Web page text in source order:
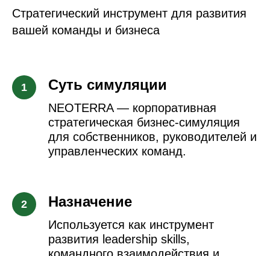
Готовая база для team reflection
Стратегический инструмент для развития
вашей команды и бизнеса
Суть симуляции
NEOTERRA — корпоративная
стратегическая бизнес-симуляция
для собственников, руководителей и
управленческих команд.
Назначение
Используется как инструмент
развития leadership skills,